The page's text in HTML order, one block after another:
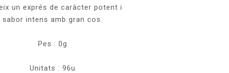
un exprés de caràcter potent i
sabor intens amb gran cos.
Pes : 0g
Unitats : 96u